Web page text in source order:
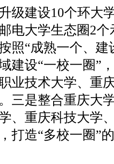
级建设10个环大
电大学生态圈2
照“成熟一个、建
建设“一校一圈”
业技术大学、重
三是整合重庆大
、重庆科技大学
打造“多校一圈”